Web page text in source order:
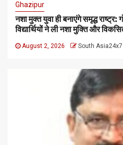
Ghazipur
नशा मुक्त युवा ही बनाएंगे समृद्ध राष्ट्र:
विद्यार्थियों ने ली नशा मुक्ति और
August 2, 2026 South Asia24x7